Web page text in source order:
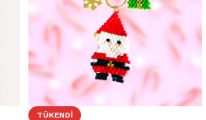
TÜKENDI